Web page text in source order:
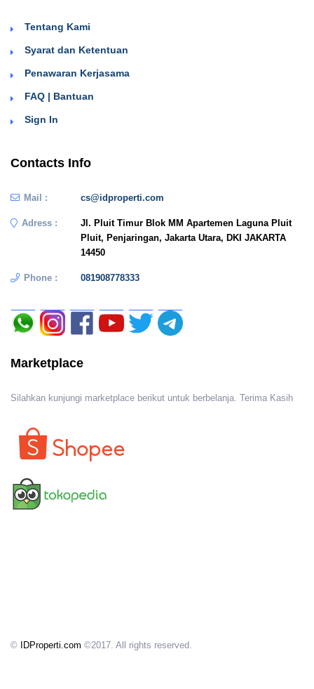
Tentang Kami
Syarat dan Ketentuan
Penawaran Kerjasama
FAQ | Bantuan
Sign In
Contacts Info
Mail : cs@idproperti.com
Adress :
Jl. Pluit Timur Blok MM Apartemen Laguna Pluit
Pluit, Penjaringan, Jakarta Utara, DKI JAKARTA
14450
Phone : 081908778333
Marketplace
Silahkan kunjungi marketplace berikut untuk berbelanja. Terima Kasih
© IDProperti.com ©2017. All rights reserved.